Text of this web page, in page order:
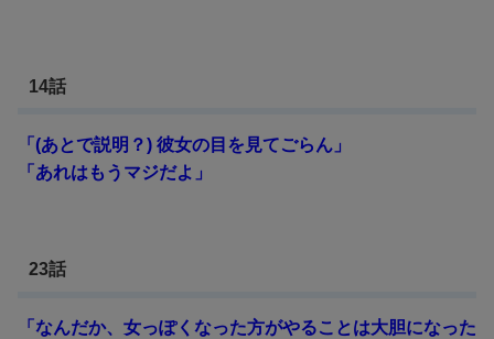
14話
「(あとで説明？) 彼女の目を見てごらん」
「あれはもうマジだよ」
23話
「なんだか、女っぽくなった方がやることは大胆になった